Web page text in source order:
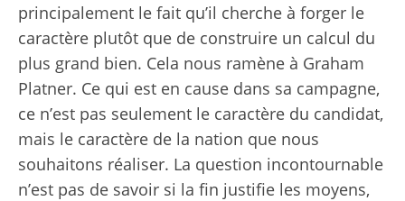
principalement le fait qu’il cherche à forger le
caractère plutôt que de construire un calcul du
plus grand bien. Cela nous ramène à Graham
Platner. Ce qui est en cause dans sa campagne,
ce n’est pas seulement le caractère du candidat,
mais le caractère de la nation que nous
souhaitons réaliser. La question incontournable
n’est pas de savoir si la fin justifie les moyens,